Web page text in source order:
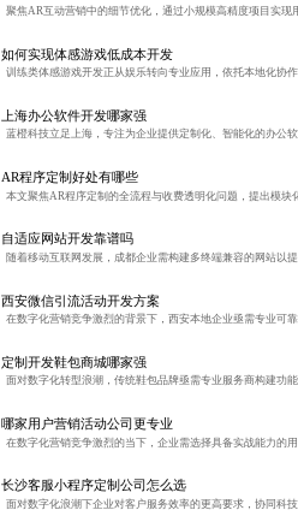
如何实现体感游戏低成本开发
上海办公软件开发哪家强
AR程序定制好处有哪些
自适应网站开发靠谱吗
西安微信引流活动开发方案
定制开发鞋包商城哪家强
哪家用户营销活动公司更专业
长沙客服小程序定制公司怎么选